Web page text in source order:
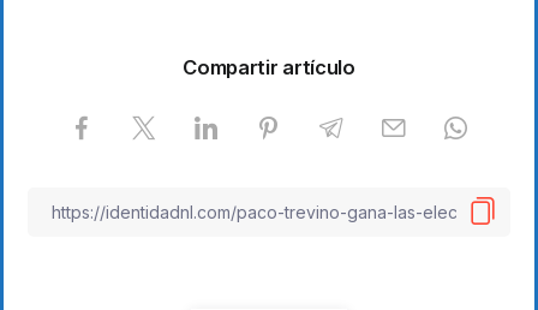
Compartir artículo